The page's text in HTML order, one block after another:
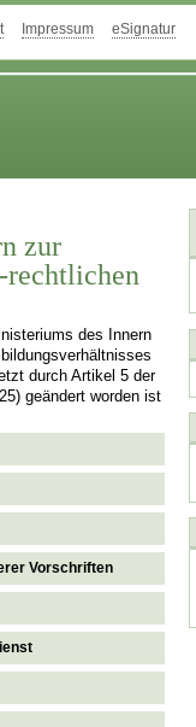
Impressum eSignatur
zur
rechtlichen
des Innern
durch Artikel 5 der
geändert worden ist
Vorschriften